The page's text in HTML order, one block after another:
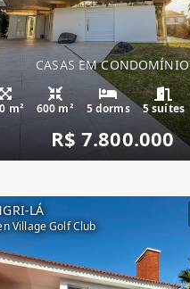
CASAS EM CONDOMÍNIO
m² 600 m² 5 dorms 5 suítes
R$ 7.800.000
LÁ
Village Golf Club